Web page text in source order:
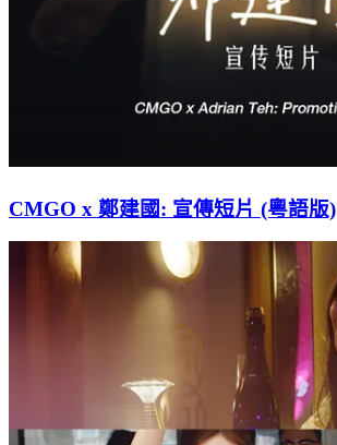
CMGO x 鄭建國: 宣傳短片 (粵語版)